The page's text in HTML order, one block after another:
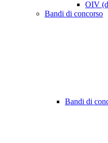
OIV
Bandi di concorso
Bandi di